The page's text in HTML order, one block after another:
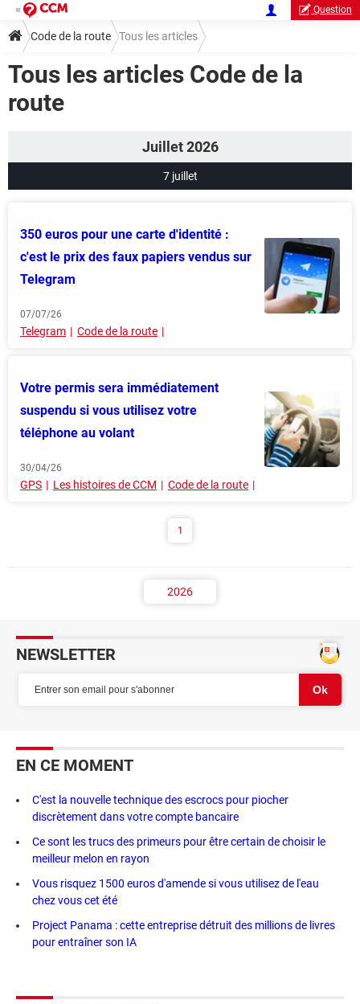
Question
Code de la route Tous les articles
Tous les articles Code de la
route
Juillet 2026
7 juillet
350 euros pour une carte d'identité :
c'est le prix des faux papiers vendus sur
Telegram
07/07/26
Telegram Code de la route
Votre permis sera immédiatement
suspendu si vous utilisez votre
téléphone au volant
30/04/26
GPS Les histoires de CCM Code de la route
1
2026
NEWSLETTER
EN CE MOMENT
C'est la nouvelle technique des escrocs pour piocher
discrètement dans votre compte bancaire
Ce sont les trucs des primeurs pour être certain de choisir le
meilleur melon en rayon
Vous risquez 1500 euros d'amende si vous utilisez de l'eau
chez vous cet été
Project Panama : cette entreprise détruit des millions de livres
pour entraîner son IA